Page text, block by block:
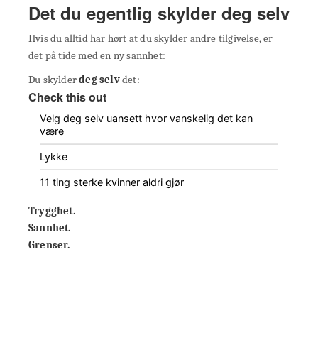
Det du egentlig skylder deg selv
Hvis du alltid har hørt at du skylder andre tilgivelse, er
det på tide med en ny sannhet:
Du skylderdeg selvdet:
Check this out
Velg deg selv uansett hvor vanskelig det kan
være
Lykke
11 ting sterke kvinner aldri gjør
Trygghet.
Sannhet.
Grenser.